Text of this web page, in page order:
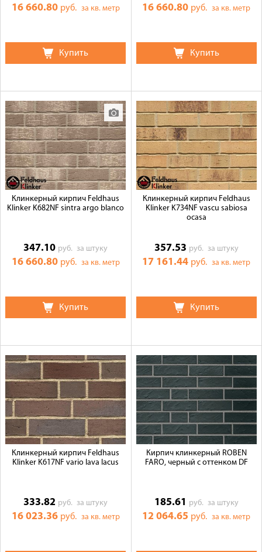
16 660.80 руб. за кв. метр
Купить
16 660.80 руб.за кв. метр
Купить
Клинкерный кирпич Feldhaus
Klinker K682NF sintra argo blanco
347.10 руб.за штуку
16 660.80 руб. за кв. метр
Купить
Клинкерный кирпич Feldhaus
Klinker K734NF vascu sabiosa
ocasa
357.53 руб. за штуку
17 161.44 руб.за кв. метр
Купить
Клинкерный кирпич Feldhaus
Klinker K617NF vario lava lacus
333.82 руб.за штуку
16 023.36 руб. за кв. метр
Кирпич клинкерный ROBEN
FARO, черный с оттенком DF
185.61 руб. за штуку
12 064.65 руб.за кв. метр